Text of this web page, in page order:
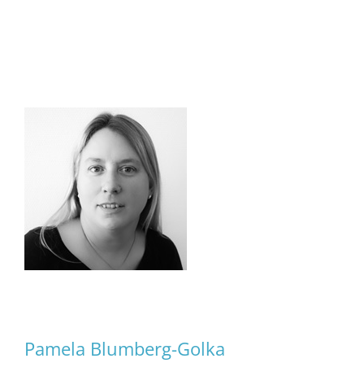
Pamela Blumberg-Golka